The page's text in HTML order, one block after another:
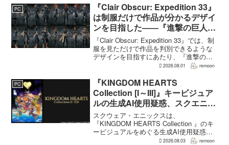
作と変わることで、これまで見られなか
った一面がよ...
PC
『Clair Obscur: Expedition 33』
は制服だけで作品が分かるデザイ
ンを目指した――『進撃の巨人』
の制服と『BLEACH』のキャラ
造形が影響
『Clair Obscur: Expedition 33』では、制
服を見ただけで作品を判別できるような
デザインを目指すにあたり、『進撃の巨
人』を参考にしたという。あわせて、キ
ルで印象に残るデザインから...
2026.08.01 remoon
PC
『KINGDOM HEARTS
Collection [I～III]』キービジュア
ルの生成AI使用疑惑、スクエニが
否定――不自然な描写は「人為的
ミス」
スクウェア・エニックスは、
『KINGDOM HEARTS Collection 』のキ
ービジュアルをめぐる生成AI使用疑惑に
ついて、問題となったアセットは開発チ
2026.08.03 remoon